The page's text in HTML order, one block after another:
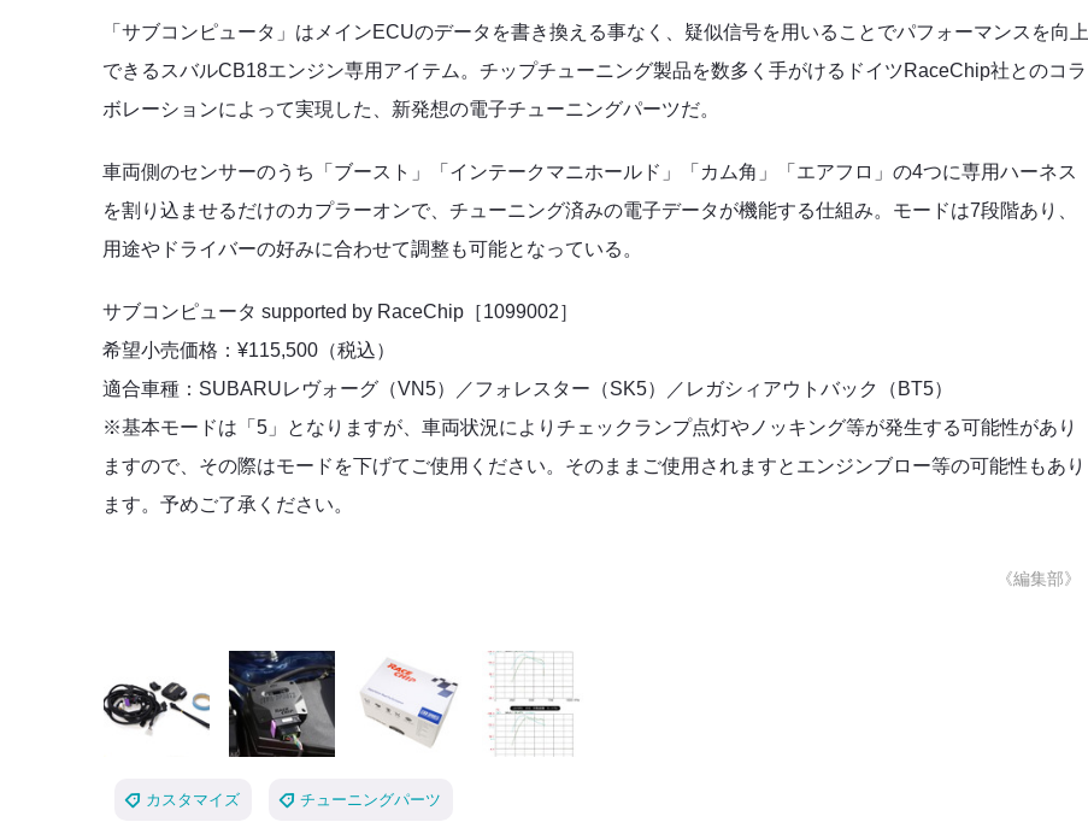
「サブコンピュータ」 はメインECUのデータを書き換える事なく、疑似信号を用いることでパフォーマンスを向上
できるスバルCB18エンジン専用アイテム。チップチューニング製品を数多く手がける ドイツRaceChip社とのコラ
ボレーションによって実現した、新発想の電子チューニングパーツだ。
車両側のセンサーのうち「ブースト」「インテークマニホールド」「カム角」「エアフロ」の4つに専用ハーネス
を割り込ませるだけのカプラーオンで、チューニング済みの電子データが機能する仕組み。モードは7段階あり、
用途やドライバーの好みに合わせて調整も可能となっている。
サブコンピュータ supported by RaceChip［1099002］
希望小売価格：¥115,500（税込）
適合車種：SUBARUレヴォーグ（VN5）／フォレスター（SK5）／レガシィアウトバック（BT5）
※基本モードは「5」となりますが、車両状況によりチェックランプ点灯やノッキング等が発生する可能性があり
ますので、その際はモードを下げてご使用ください。そのままご使用されますとエンジンブロー等の可能性もあり
ます。予めご了承ください。
《編集部》
カスタマイズ チューニングパーツ